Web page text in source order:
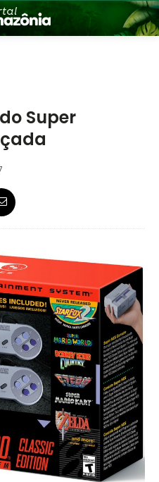
Super